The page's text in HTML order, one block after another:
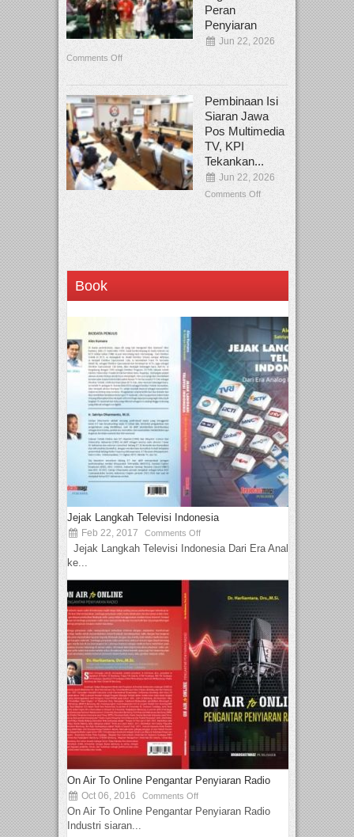
Peran
Penyiaran
Jun 22, 2026
Comments Off
Pembinaan Isi
Siaran Jawa
Pos Multimedia
TV, KPI
Tekankan...
Jun 22, 2026
Comments Off
Book
Jejak Langkah Televisi Indonesia
Feb 22, 2017 Comments Off
Jejak Langkah Televisi Indonesia Dari Era Analog
ke...
On Air To Online Pengantar Penyiaran Radio
Oct 06, 2016 Comments Off
On Air To Online Pengantar Penyiaran Radio
Industri siaran...